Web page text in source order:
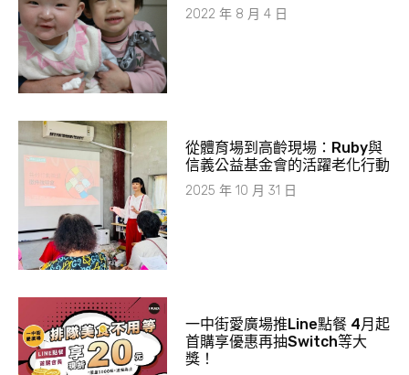
2022 年 8 月 4 日
從體育場到高齡現場：Ruby與
信義公益基金會的活躍老化行動
2025 年 10 月 31 日
一中街愛廣場推Line點餐 4月起
首購享優惠再抽Switch等大
獎！